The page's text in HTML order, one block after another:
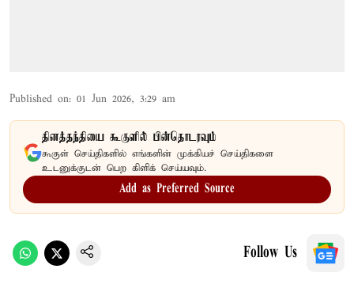
Published on: 01 Jun 2026, 3:29 am
தினத்தந்தியை கூகுளில் பின்தொடரவும்
கூகுள் செய்திகளில் எங்களின் முக்கியச் செய்திகளை
உடனுக்குடன் பெற கிளிக் செய்யவும்.
Add as Preferred Source
Follow Us